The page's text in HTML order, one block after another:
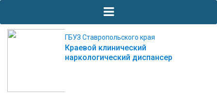
ГБУЗ Ставропольского края
Краевой клинический
наркологический диспансер